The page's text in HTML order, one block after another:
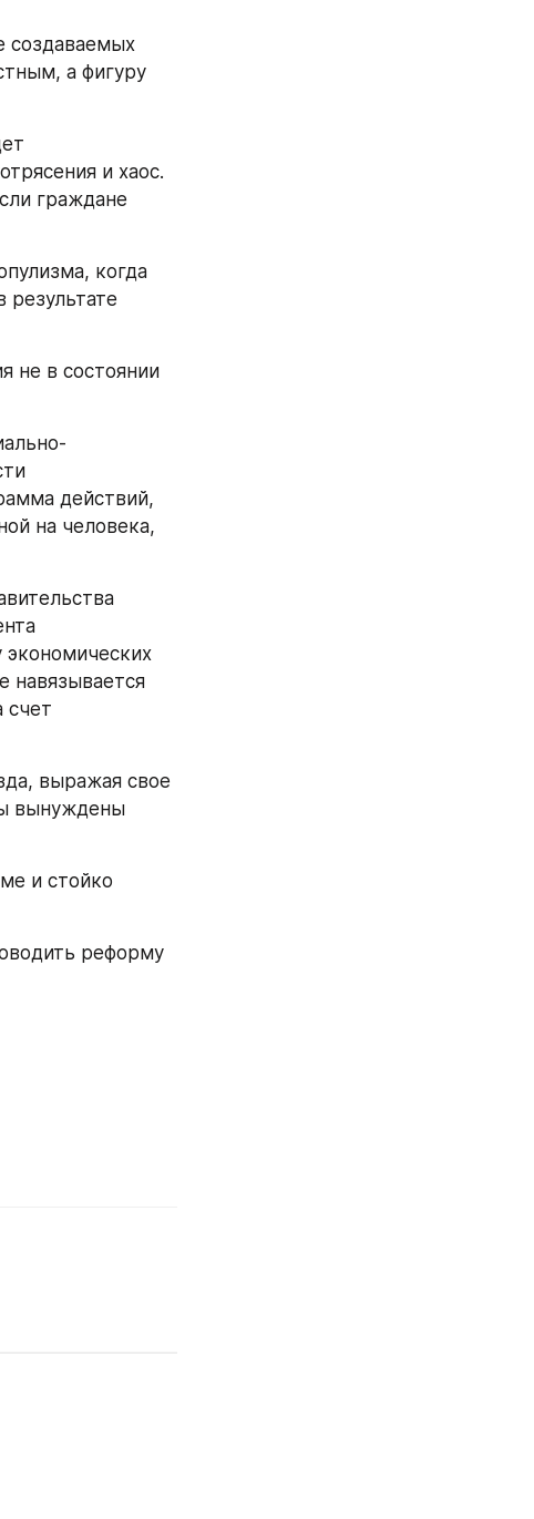
создаваемых
а фигуру
и хаос.
граждане
когда
результате
не в состоянии
действий,
на человека,
экономических
навязывается
счет
выражая свое
вынуждены
и стойко
реформу